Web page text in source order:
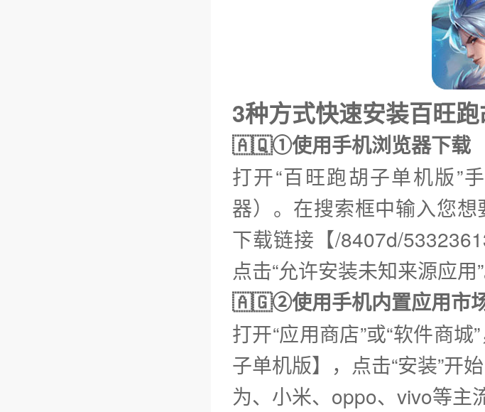
3种方式快速安装百旺跑
🇦🇶①使用手机浏览器下载
打开“百旺跑胡子单机版”
器）。在搜索框中输入您
下载链接【/8407d/
点击“允许安装未知来源应用”
🇦🇬②使用手机内置应用市
打开“应用商店”或“软件商
子单机版】，点击“安装”开
为、小米、oppo、vivo等主